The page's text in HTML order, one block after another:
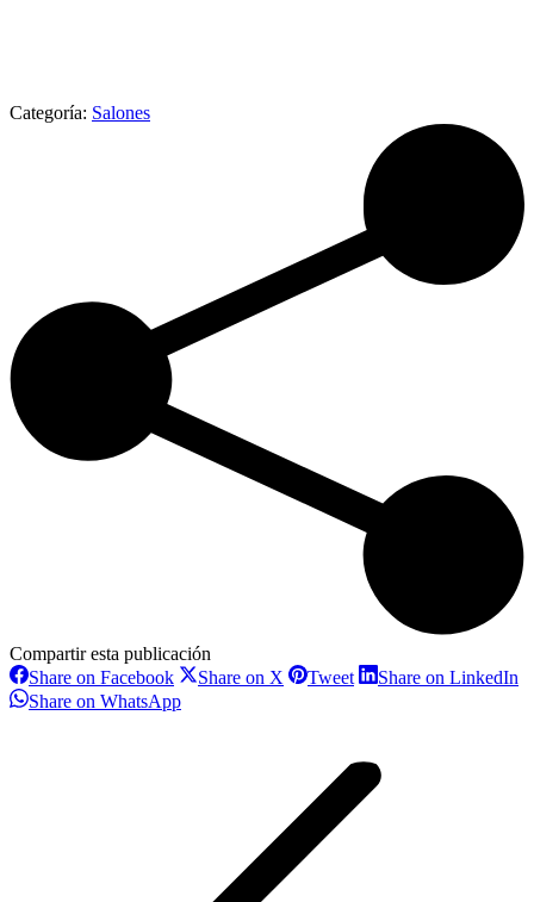
Categoría: Salones
Compartir esta publicación
Share on FacebookShare
on
Facebook
Share on X ShareTweetShareShare on LinkedIn
Share on WhatsAppShare